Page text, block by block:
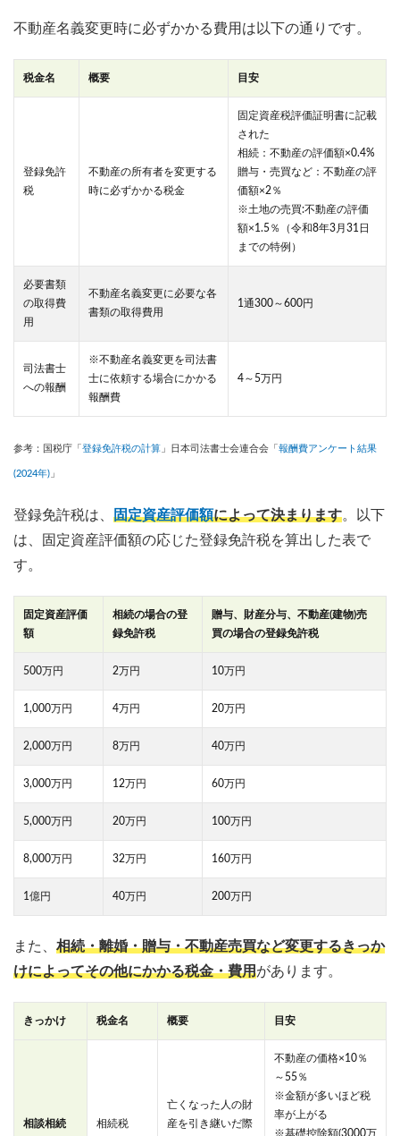
不動産名義変更時に必ずかかる費用は以下の通りです。
税金名 概要 目安
登録免許
税
不動産の所有者を変更する
時に必ずかかる税金
固定資産税評価証明書に記載
された
相続：不動産の評価額×0.4%
贈与・売買など：不動産の評
価額×2％
※土地の売買:不動産の評価
額×1.5％（令和8年3月31日
までの特例）
必要書類
の取得費
用
不動産名義変更に必要な各
書類の取得費用
1通300～600円
司法書士
への報酬
※不動産名義変更を司法書
士に依頼する場合にかかる
報酬費
4～5万円
参考：国税庁「 登録免許税の計算 」日本司法書士会連合会「 報酬費アンケート結果
(2024年) 」
登録免許税は、 固定資産評価額によって決まります。以下
は、固定資産評価額の応じた登録免許税を算出した表で
す。
固定資産評価
額
相続の場合の登
録免許税
贈与、財産分与、不動産(建物)売
買の場合の登録免許税
500万円 2万円 10万円
1,000万円 4万円 20万円
2,000万円 8万円 40万円
3,000万円 12万円 60万円
5,000万円 20万円 100万円
8,000万円 32万円 160万円
1億円 40万円 200万円
また、 相続・離婚・贈与・不動産売買など変更するきっか
けによってその他にかかる税金・費用があります。
きっかけ 税金名 概要 目安
相談相続 相続税
亡くなった人の財
産を引き継いだ際
不動産の価格×10％
～55％
※金額が多いほど税
率が上がる
※基礎控除額(3000万